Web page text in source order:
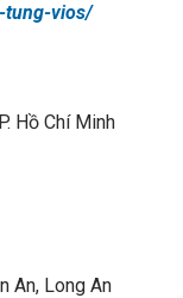
tung-vios/
Hồ Chí Minh
An, Long An